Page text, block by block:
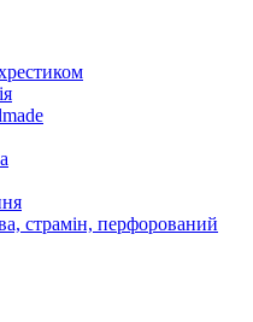
страмін, перфорований